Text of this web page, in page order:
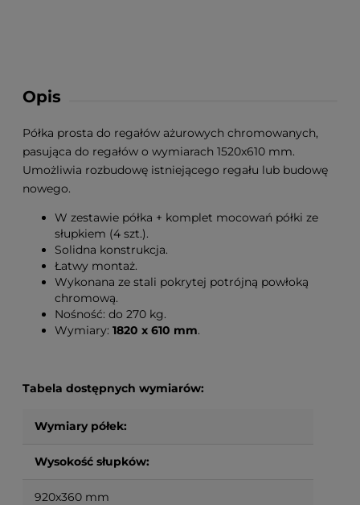
Opis
Półka prosta do regałów ażurowych chromowanych,
pasująca do regałów o wymiarach 1520x610 mm.
Umożliwia rozbudowę istniejącego regału lub budowę
nowego.
W zestawie półka + komplet mocowań półki ze
słupkiem (4 szt.).
Solidna konstrukcja.
Łatwy montaż.
Wykonana ze stali pokrytej potrójną powłoką
chromową.
Nośność: do 270 kg.
Wymiary: 1820 x 610 mm.
Tabela dostępnych wymiarów:
Wymiary półek:
Wysokość słupków:
920x360 mm